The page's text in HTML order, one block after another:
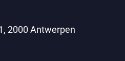
2000 Antwerpen